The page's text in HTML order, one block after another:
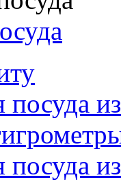
посуда